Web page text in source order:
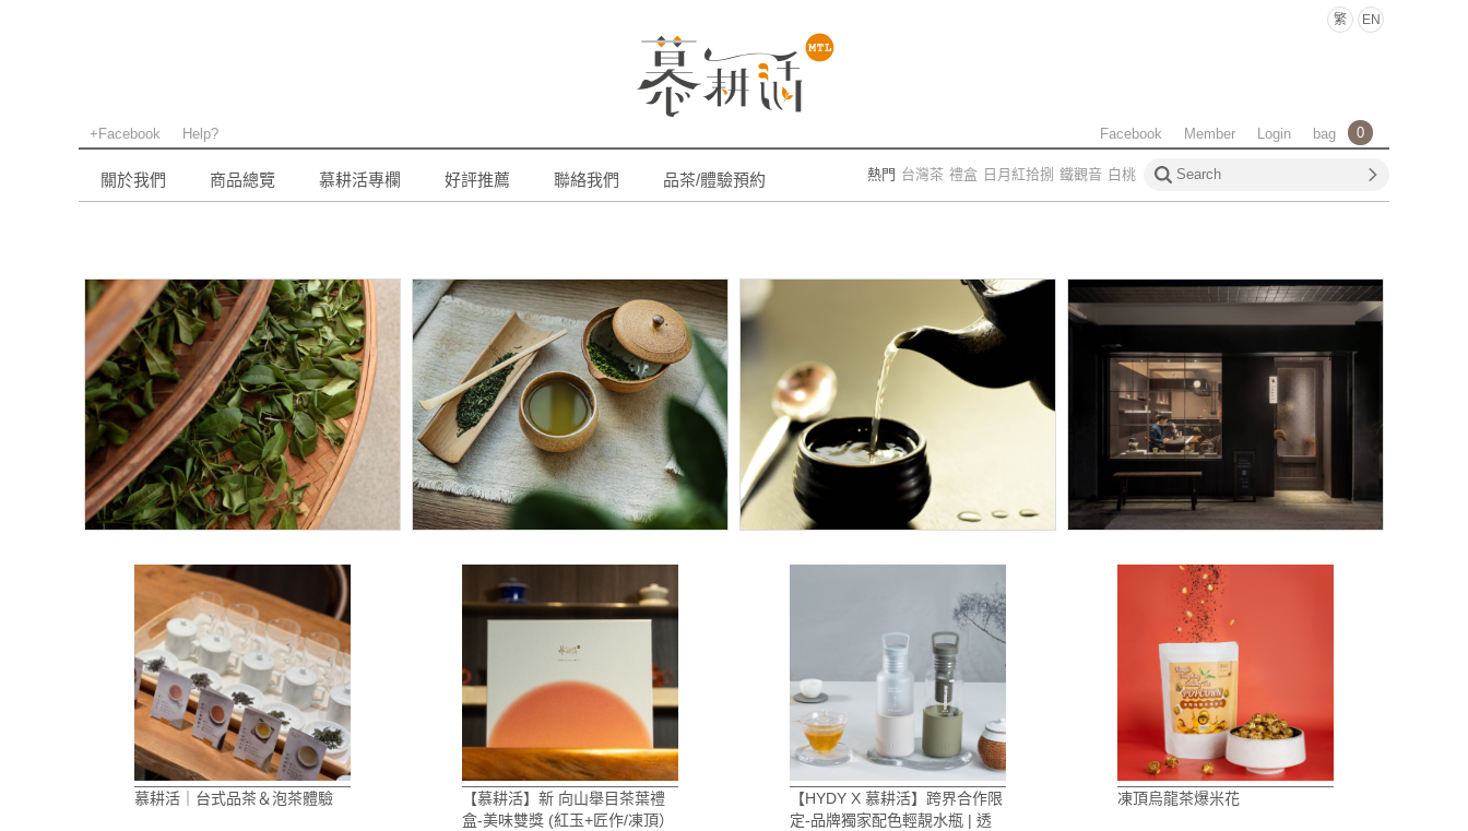
繁 EN
+Facebook Help? bag 0
Login
Member
Facebook
關於我們 商品總覽 慕耕活專欄 好評推薦 聯絡我們 品茶/體驗預約 熱門 台灣茶 禮盒 日月紅拾捌 鐵觀音 白桃
一葉青 特金烏龍王 匠作森韻烏龍 世界品
日月紅拾捌 佳葉龍茶 覓香丹
烏龍 茶葉課程 茶學問
茶館
慕耕活｜台式品茶＆泡茶體驗
【慕耕活】新 向山舉目茶葉禮
盒-美味雙獎 (紅玉+匠作/凍頂）
【HYDY X 慕耕活】跨界合作限
定-品牌獨家配色輕靚水瓶 | 透
凍頂烏龍茶爆米花